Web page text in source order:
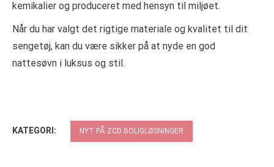
kemikalier og produceret med hensyn til miljøet.
Når du har valgt det rigtige materiale og kvalitet til dit
sengetøj, kan du være sikker på at nyde en god
nattesøvn i luksus og stil.
KATEGORI: NYT PÅ ZCD BOLIGLØSNINGER